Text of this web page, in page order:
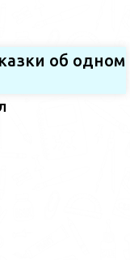
об одном